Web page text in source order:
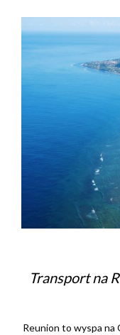
Transport na
Reunion to wyspa